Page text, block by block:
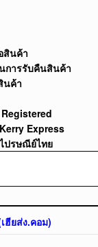
สินค้า
การรับคืนสินค้า
นค้า
Registered
Express
ปรษณีย์ไทย
ฮียส่ง.คอม)